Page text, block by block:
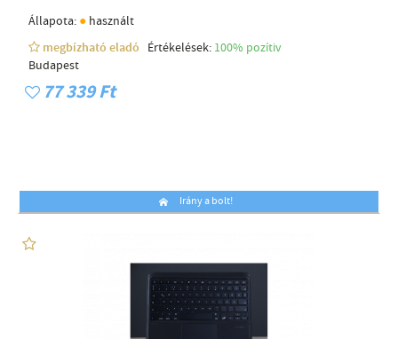
Állapota: ● használt
megbízható eladó
Értékelések: 100% pozítiv
Budapest
77 339 Ft
Irány a bolt!